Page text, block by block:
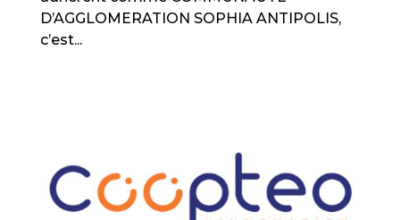
D’AGGLOMERATION SOPHIA ANTIPOLIS,
c’est...